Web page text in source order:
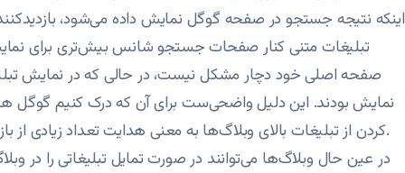
اينکه نتيجه جستجو در صفحه گوگل نمايش داده می‌شود،
تبليغات متنی کنار صفحات جستجو شانس بيش‌تری برای
صفحه اصلی خود دچار مشکل نيست، در حالی که در نمايش
نمايش بودند. اين دليل واضحی‌ست برای آن که درک کنيم گوگل
کردن از تبليغات بالای وبلاگ‌ها به معنی هدايت تعداد زيادی از بازديدکنندگان به سمت سايت اصلی خود است.
در عين حال وبلاگ‌ها می‌توانند در صورت تمايل تبليغاتی را در